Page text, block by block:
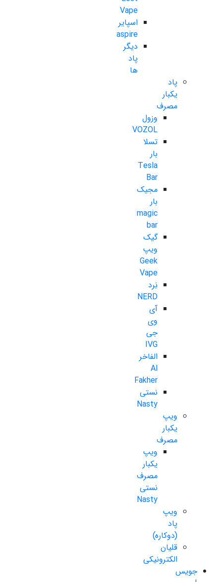
Vape
اسپایر
aspire
دیگر
پاد
ها
پاد
یکبار
مصرف
وزول
VOZOL
تسلا
بار
Tesla
Bar
مجیک
بار
magic
bar
گیک
ویپ
Geek
Vape
نِرد
NERD
آی
وی
جی
IVG
الفاخر
Al
Fakher
نستی
Nasty
ویپ
یکبار
مصرف
ویپ
یکبار
مصرف
نستی
Nasty
ویپ
پاد
(دوکاره)
قلیان
الکترونیکی
جویس